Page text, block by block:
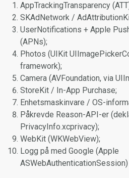
AppTrackingTransparency
SKAdNetwork /
UserNotifications + Apple
(APNs);
Photos (UIKit
framework);
Camera (AVFoundation, via
StoreKit / In-App Purchase;
Enhetsmaskinvare / OS-
Påkrevde Reason-API-er
PrivacyInfo.xcprivacy);
WebKit (WKWebView);
Logg på med Google (Apple
ASWebAuthenticationSession)